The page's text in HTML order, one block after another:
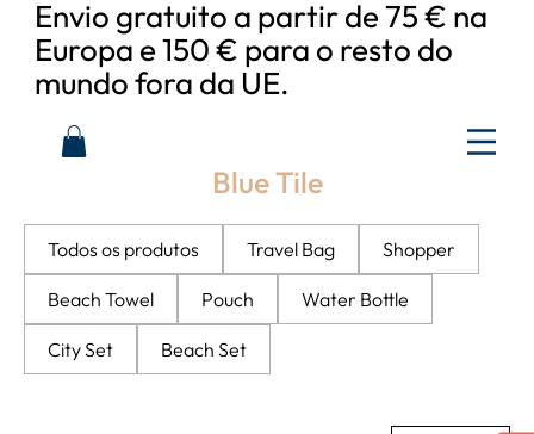
Envio gratuito a partir de 75 € na
Europa e 150 € para o resto do
mundo fora da UE.
Blue Tile
Todos os produtos Travel Bag Shopper
Beach Towel Pouch Water Bottle
City Set Beach Set